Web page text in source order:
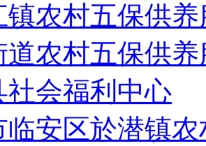
镇农村五保供
道农村五保供
社会福利中心
临安区於潜镇